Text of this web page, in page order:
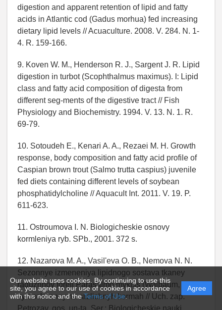
Our website uses cookies. By continuing to use this
site, you agree to our use of cookies in accordance
with this notice and theTerms of Use.
Agree
digestion and apparent retention of lipid and fatty
acids in Atlantic cod (Gadus morhua) fed increasing
dietary lipid levels // Acuaculture. 2008. V. 284. N. 1-
4. R. 159-166.
9. Koven W. M., Henderson R. J., Sargent J. R. Lipid
digestion in turbot (Scophthalmus maximus). I: Lipid
class and fatty acid composition of digesta from
different seg-ments of the digestive tract // Fish
Physiology and Biochemistry. 1994. V. 13. N. 1. R.
69-79.
10. Sotoudeh E., Kenari A. A., Rezaei M. H. Growth
response, body composition and fatty acid profile of
Caspian brown trout (Salmo trutta caspius) juvenile
fed diets containing different levels of soybean
phosphatidylcholine // Aquacult Int. 2011. V. 19. P.
611-623.
11. Ostroumova I. N. Biologicheskie osnovy
kormleniya ryb. SPb., 2001. 372 s.
12. Nazarova M. A., Vasil'eva O. B., Nemova N. N.
Sezonnye izmeneniya lipidnogo sostava tkaney
raduzhnoy foreli Parasalmo mykiss (Walbaum, 1792),
vyraschennoy na razlichnyh kormah // Uch. zap.